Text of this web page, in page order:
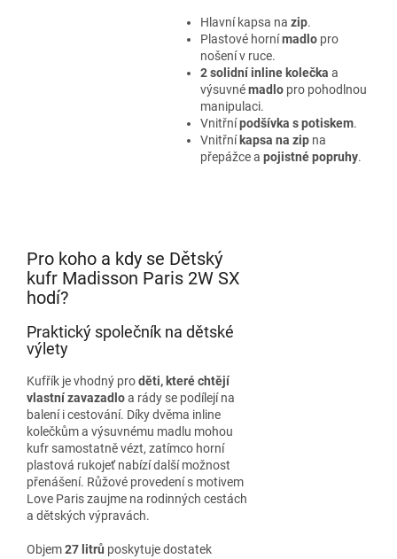
Hlavní kapsa na zip.
Plastové hornímadlopro
nošení v ruce.
2 solidní inline kolečka a
výsuvnémadlopro pohodlnou
manipulaci.
Vnitřnípodšívka s potiskem.
Vnitřní kapsa na zipna
přepážce a pojistné popruhy.
Pro koho a kdy se Dětský
kufr Madisson Paris 2W SX
hodí?
Praktický společník na dětské
výlety
Kufřík je vhodný proděti, které chtějí
vlastní zavazadloa rády se podílejí na
balení i cestování. Díky dvěma inline
kolečkům a výsuvnému madlu mohou
kufr samostatně vézt, zatímco horní
plastová rukojeť nabízí další možnost
přenášení. Růžové provedení s motivem
Love Paris zaujme na rodinných cestách
a dětských výpravách.
Objem27 litrů poskytuje dostatek